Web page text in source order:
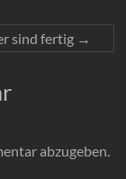
sind fertig →
abzugeben.